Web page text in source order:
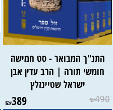
התנ"ך המבואר - סט חמישה
חומשי תורה | הרב עדין אבן
ישראל שטיינזלץ
₪490
₪389